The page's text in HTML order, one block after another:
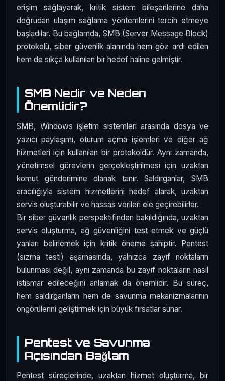
erişim sağlayarak, kritik sistem bileşenlerine daha
doğrudan ulaşım sağlama yöntemlerini tercih etmeye
başladılar. Bu bağlamda, SMB (Server Message Block)
protokolü, siber güvenlik alanında hem göz ardı edilen
hem de sıkça kullanılan bir hedef haline gelmiştir.
SMB Nedir ve Neden
Önemlidir?
SMB, Windows işletim sistemleri arasında dosya ve
yazıcı paylaşımı, oturum açma işlemleri ve diğer ağ
hizmetleri için kullanılan bir protokoldür. Aynı zamanda,
yönetimsel görevlerin gerçekleştirilmesi için uzaktan
komut gönderimine olanak tanır. Saldırganlar, SMB
aracılığıyla sistem hizmetlerini hedef alarak, uzaktan
servis oluşturabilir ve hassas verileri ele geçirebilirler.
Bir siber güvenlik perspektifinden bakıldığında, uzaktan
servis oluşturma, ağ güvenliğini test etmek ve güçlü
yanları belirlemek için kritik öneme sahiptir. Pentest
(sızma testi) aşamasında, yalnızca zayıf noktaların
bulunması değil, aynı zamanda bu zayıf noktaların nasıl
istismar edileceğini anlamak da önemlidir. Bu süreç,
hem saldırganların hem de savunma mekanizmalarının
öngörülerini geliştirmek için büyük fırsatlar sunar.
Pentest ve Savunma
Açısından Bağlam
Pentest süreçlerinde, uzaktan hizmet oluşturma, bir